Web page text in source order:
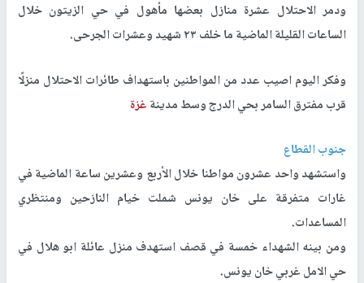
ودمر الاحتلال عشرة منازل بعضها مأهول في حي الزيتون خلال
الساعات القليلة الماضية ما خلف ٢٣ شهيد وعشرات الجرحى.
‏وفكر اليوم اصيب عدد من المواطنين باستهداف طائرات الاحتلال منزلًا
قرب مفترق السامر بحي الدرج وسط مدينةغزة
جنوب القطاع
واستشهد واحد عشرون مواطنا خلال الأربع وعشرين ساعة الماضية في
غارات متفرقة على خان يونس شملت خيام النازحين ومنتظري
المساعدات.
ومن بينه الشهداء خمسة في قصف استهدف منزل عائلة ابو هلال في
حي الامل غربي خان يونس.